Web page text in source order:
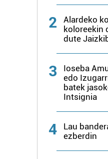
2
Alardeko
koloreekin
dute
3
Ioseba
edo
batek
Intsignia
4
Lau
ezberdin